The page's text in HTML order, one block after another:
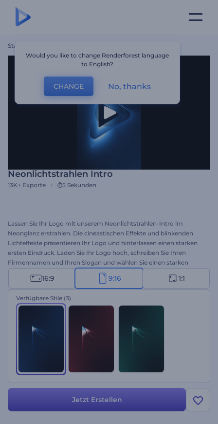
Startseite
Neonlichtstrahlen Intro
13K+ Exporte 5 Sekunden
Lassen Sie Ihr Logo mit unserem Neonlichtstrahlen-Intro im
Neonglanz erstrahlen. Die cineastischen Effekte und blinkenden
Lichteffekte präsentieren Ihr Logo und hinterlassen einen starken
ersten Eindruck. Laden Sie Ihr Logo hoch, schreiben Sie Ihren
Firmennamen und Ihren Slogan und wählen Sie einen starken
Soundtrack, der zu Ihrem Stil passt. Perfekt für filmische Intros oder
Outros, Präsentationsauftakte, Produkteinführungen oder jedes
andere Projekt, das eine eindrucksvolle Einleitung erfordert. Jetzt
erstellen!
16:9 9:16 1:1
Verfügbare Stile (3)
Jetzt Erstellen
Would you like to change Renderforest language
to English?
CHANGE No, thanks